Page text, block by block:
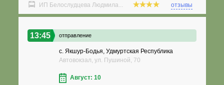
ИП Белослудцева Людмила... отзывы
13:45 отправление
с. Якшур-Бодья, Удмуртская Республика
Автовокзал, ул. Пушиной, 70
Август: 10